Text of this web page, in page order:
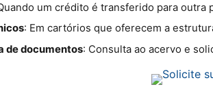
um crédito é transferido para
: Em cartórios que oferecem a
de documentos: Consulta ao acervo e